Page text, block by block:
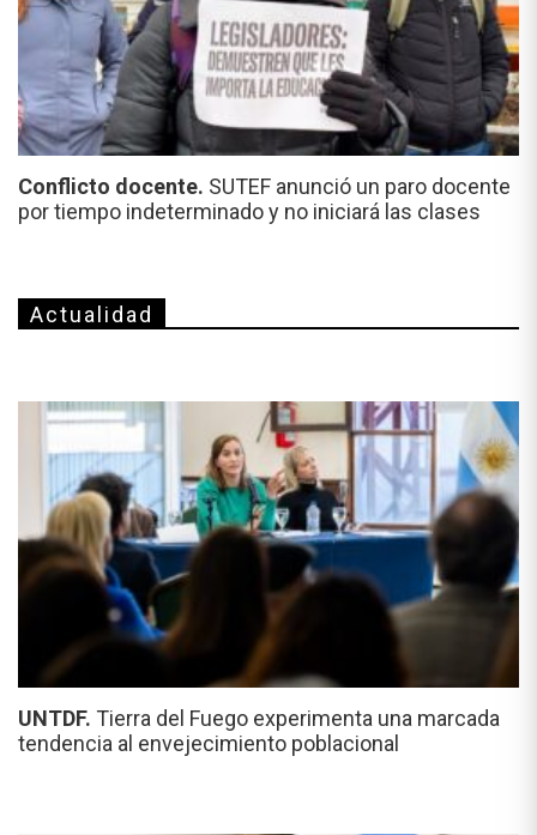
Conflicto docente. SUTEF anunció un paro docente
por tiempo indeterminado y no iniciará las clases
Actualidad
UNTDF. Tierra del Fuego experimenta una marcada
tendencia al envejecimiento poblacional